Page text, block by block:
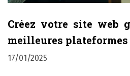
Créez votre site web
meilleures
17/01/2025